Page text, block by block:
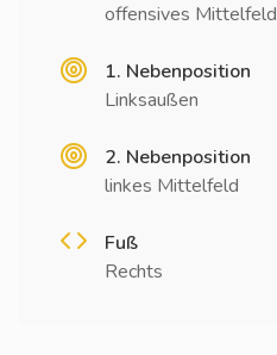
offensives Mittelfeld
1. Nebenposition
Linksaußen
2. Nebenposition
linkes Mittelfeld
Fuß
Rechts